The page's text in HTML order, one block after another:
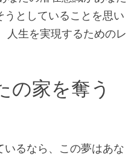
としていることを思い
人生を実現するためのレ
の家を奪う
るなら、この夢はあな